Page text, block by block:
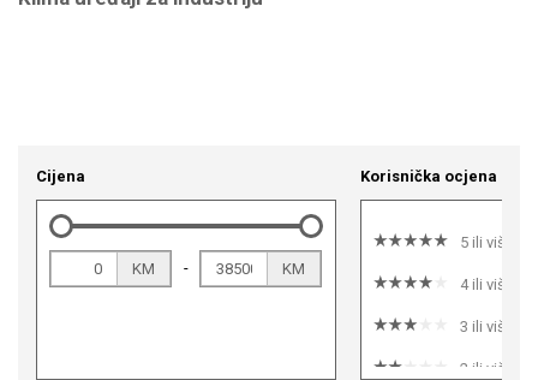
Cijena
KM - KM
Korisnička ocjena
5 ili više
4 ili više
3 ili više
2 ili više